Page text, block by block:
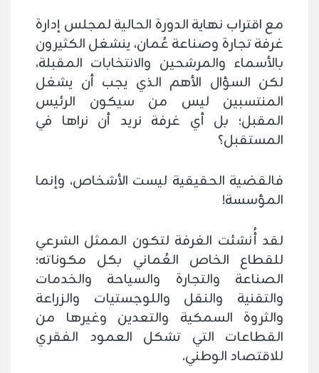
مع اقتراب نهاية الدورة الحالية لمجلس إدارة
غرفة تجارة وصناعة عُمان، ينشغل الكثيرون
بالأسماء والمرشحين والانتخابات المقبلة،
لكن السؤال الأهم الذي يجب أن يشغل
المنتسبين ليس من سيكون الرئيس
المقبل؛ بل أي غرفة نريد أن نراها في
المستقبل؟
فالقضية الحقيقية ليست الأشخاص، وإنما
المؤسسة!
لقد أُنشئت الغرفة لتكون الممثل الشرعي
للقطاع الخاص العُماني بكل مكوناته؛
الصناعة والتجارة والسياحة والخدمات
والتقنية والنقل واللوجستيات والزراعة
والثروة السمكية والتعدين وغيرها من
القطاعات التي تشكل العمود الفقري
للاقتصاد الوطني.